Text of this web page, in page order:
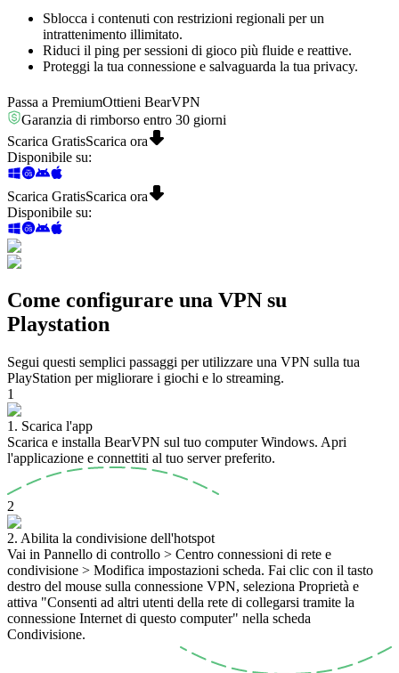
Sblocca i contenuti con restrizioni regionali per un
intrattenimento illimitato.
Riduci il ping per sessioni di gioco più fluide e reattive.
Proteggi la tua connessione e salvaguarda la tua privacy.
Passa a PremiumOttieni BearVPN
Garanzia di rimborso entro 30 giorni
Scarica GratisScarica ora
Disponibile su:
Scarica GratisScarica ora
Disponibile su:
Come configurare una VPN su
Playstation
Segui questi semplici passaggi per utilizzare una VPN sulla tua
PlayStation per migliorare i giochi e lo streaming.
1
1. Scarica l'app
Scarica e installa BearVPN sul tuo computer Windows. Apri
l'applicazione e connettiti al tuo server preferito.
2
2. Abilita la condivisione dell'hotspot
Vai in Pannello di controllo > Centro connessioni di rete e
condivisione > Modifica impostazioni scheda. Fai clic con il tasto
destro del mouse sulla connessione VPN, seleziona Proprietà e
attiva "Consenti ad altri utenti della rete di collegarsi tramite la
connessione Internet di questo computer" nella scheda
Condivisione.